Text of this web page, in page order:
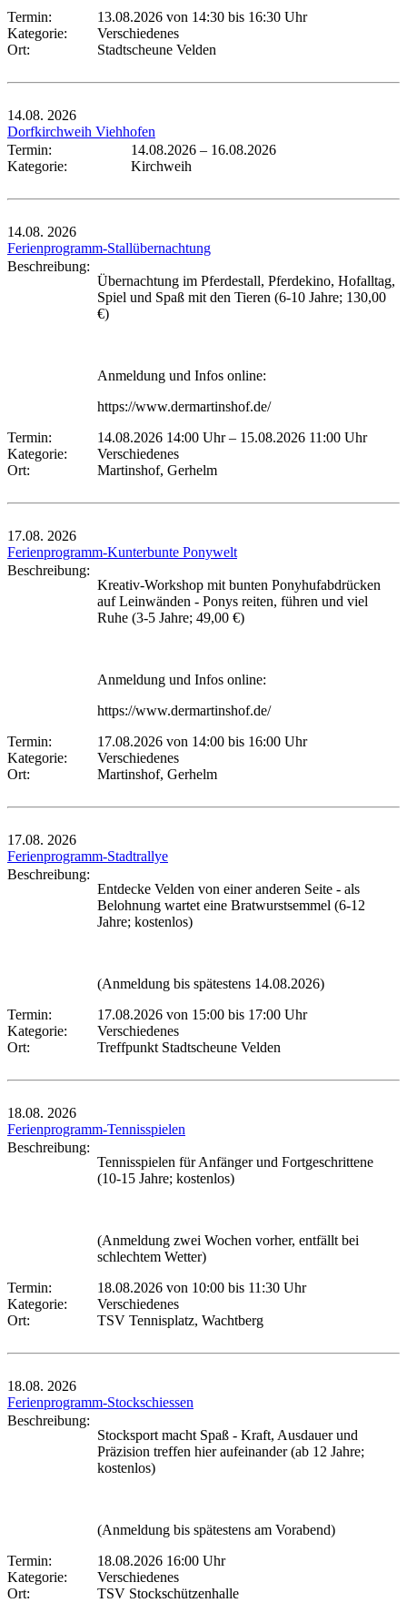
Termin: 13.08.2026 von 14:30 bis 16:30 Uhr
Kategorie:
Verschiedenes
Ort:
Stadtscheune Velden
14.08. 2026
Dorfkirchweih Viehhofen
Termin:
14.08.2026 – 16.08.2026
Kategorie:
Kirchweih
14.08. 2026
Ferienprogramm-Stallübernachtung
Beschreibung:
Übernachtung im Pferdestall, Pferdekino, Hofalltag,
Spiel und Spaß mit den Tieren (6-10 Jahre; 130,00
€)
Anmeldung und Infos online:
https://www.dermartinshof.de/
Termin:
14.08.2026 14:00 Uhr– 15.08.2026 11:00 Uhr
Kategorie:
Verschiedenes
Ort:
Martinshof, Gerhelm
17.08. 2026
Ferienprogramm-Kunterbunte Ponywelt
Beschreibung:
Kreativ-Workshop mit bunten Ponyhufabdrücken
auf Leinwänden - Ponys reiten, führen und viel
Ruhe (3-5 Jahre; 49,00 €)
Anmeldung und Infos online:
https://www.dermartinshof.de/
Termin:
17.08.2026 von 14:00 bis 16:00 Uhr
Kategorie:
Verschiedenes
Ort:
Martinshof, Gerhelm
17.08. 2026
Ferienprogramm-Stadtrallye
Beschreibung:
Entdecke Velden von einer anderen Seite - als
Belohnung wartet eine Bratwurstsemmel (6-12
Jahre; kostenlos)
(Anmeldung bis spätestens 14.08.2026)
Termin:
17.08.2026 von 15:00 bis 17:00 Uhr
Kategorie:
Verschiedenes
Ort:
Treffpunkt Stadtscheune Velden
18.08. 2026
Ferienprogramm-Tennisspielen
Beschreibung:
Tennisspielen für Anfänger und Fortgeschrittene
(10-15 Jahre; kostenlos)
(Anmeldung zwei Wochen vorher, entfällt bei
schlechtem Wetter)
Termin:
18.08.2026 von 10:00 bis 11:30 Uhr
Kategorie:
Verschiedenes
Ort:
TSV Tennisplatz, Wachtberg
18.08. 2026
Ferienprogramm-Stockschiessen
Beschreibung:
Stocksport macht Spaß - Kraft, Ausdauer und
Präzision treffen hier aufeinander (ab 12 Jahre;
kostenlos)
(Anmeldung bis spätestens am Vorabend)
Termin:
18.08.2026 16:00 Uhr
Kategorie:
Verschiedenes
Ort:
TSV Stockschützenhalle